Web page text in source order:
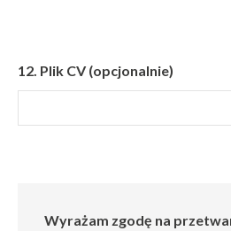
12. Plik CV (opcjonalnie)
Wyrażam zgodę na